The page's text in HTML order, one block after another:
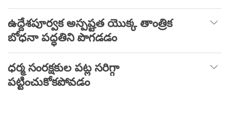
ఉద్దేశపూర్వక అస్పష్టత యొక్క తాంత్రిక
బోధనా పద్ధతిని పొగడడం
ధర్మ సంరక్షకుల పట్ల సరిగ్గా
పట్టించుకోకపోవడం